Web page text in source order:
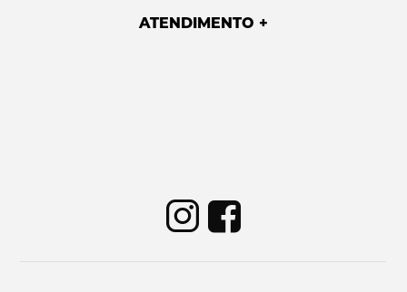
ATENDIMENTO